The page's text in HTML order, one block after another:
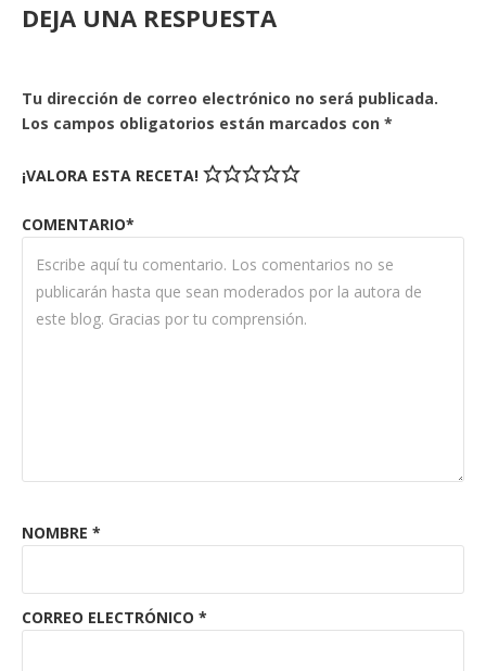
DEJA UNA RESPUESTA
Tu dirección de correo electrónico no será publicada.
Los campos obligatorios están marcados con *
¡VALORA ESTA RECETA!
COMENTARIO*
NOMBRE *
CORREO ELECTRÓNICO *